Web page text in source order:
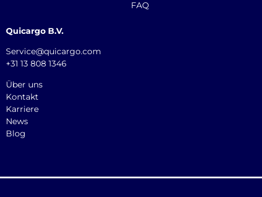
FAQ
Quicargo B.V.
Service@quicargo.com
+31 13 808 1346
Über uns
Kontakt
Karriere
News
Blog